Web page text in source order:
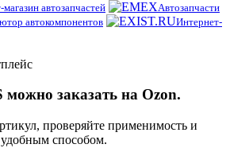
автозапчастей
Автозапчасти
автокомпонентов
Интернет-
заказать на Ozon.
проверяйте применимость и
способом.